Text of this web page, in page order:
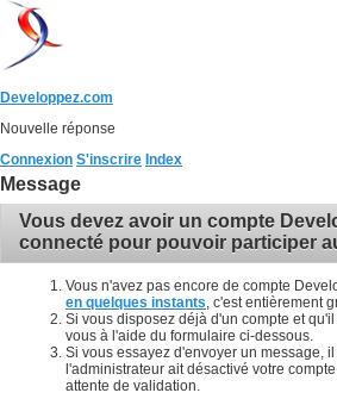
Developpez.com
Nouvelle réponse
Connexion S'inscrire Index
Message
Vous devez avoir un compte
connecté pour pouvoir participer
Vous n'avez pas encore de compte
en quelques instants , c'est entièrement
Si vous disposez déjà d'un compte et
vous à l'aide du formulaire ci-dessous.
Si vous essayez d'envoyer un message,
l'administrateur ait désactivé votre
attente de validation.